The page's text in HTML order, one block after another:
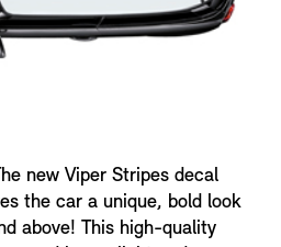
new Viper Stripes decal
the car a unique, bold look
above! This high-quality